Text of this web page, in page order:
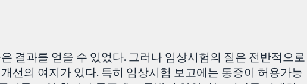
결과를 얻을 수 있었다. 그러나 임상시험의 질은 전반적으로
선의 여지가 있다. 특히 임상시험 보고에는 통증이 허용가능